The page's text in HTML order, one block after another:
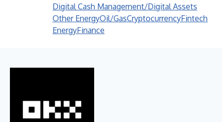
Digital Cash Management/Digital Assets
Other EnergyOil/GasCryptocurrencyFintech
EnergyFinance